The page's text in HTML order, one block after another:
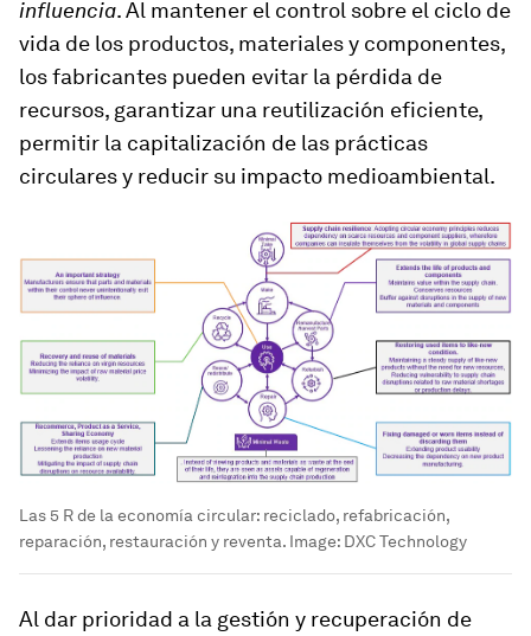
influencia. Al mantener el control sobre el ciclo de
vida de los productos, materiales y componentes,
los fabricantes pueden evitar la pérdida de
recursos, garantizar una reutilización eficiente,
permitir la capitalización de las prácticas
circulares y reducir su impacto medioambiental.
Las 5 R de la economía circular: reciclado, refabricación,
reparación, restauración y reventa. Image: DXC Technology
Al dar prioridad a la gestión y recuperación de